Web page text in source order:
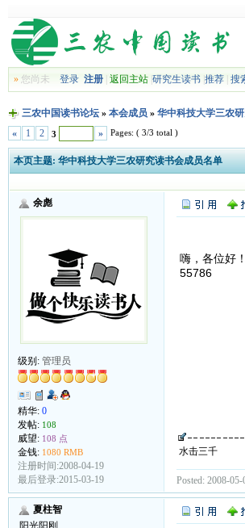
»您尚未 登录 注册| 返回主站| 研究生读书| 推荐| 搜
三农中国读书论坛» 本会成员 » 华中科技大学三农
«
1 2 3 » Pages: ( 3/3 total )
本页主题: 华中科技大学三农研究读书会成员名单
余彪
级别: 管理员
精华: 0
发帖: 108
威望: 108 点
金钱: 1080 RMB
注册时间:2008-04-19
最后登录:2015-03-19
嗨，各位好
55786
水击三千
Posted: 2008-05-
夏柱智